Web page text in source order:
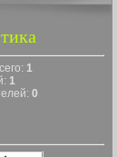
1
1
0